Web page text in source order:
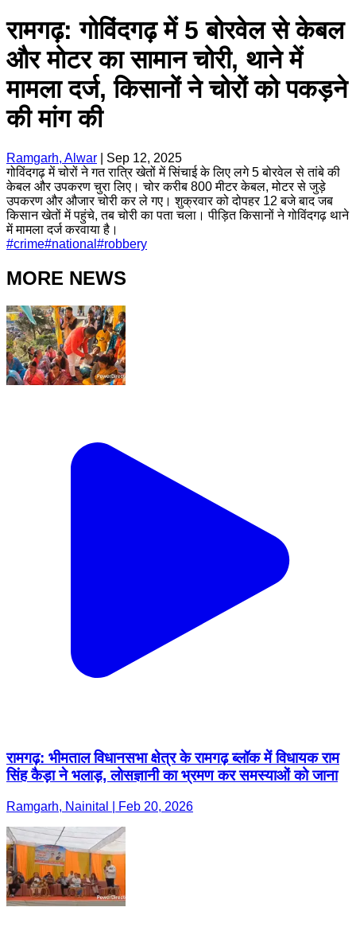
रामगढ़: गोविंदगढ़ में 5 बोरवेल से केबल
और मोटर का सामान चोरी, थाने में
मामला दर्ज, किसानों ने चोरों को पकड़ने
की मांग की
Ramgarh, Alwar
Sep 12, 2025
गोविंदगढ़ में चोरों ने गत रात्रि खेतों में सिंचाई के लिए लगे 5 बोरवेल से तांबे की
केबल और उपकरण चुरा लिए। चोर करीब 800 मीटर केबल, मोटर से जुड़े
उपकरण और औजार चोरी कर ले गए। शुक्रवार को दोपहर 12 बजे बाद जब
किसान खेतों में पहुंचे, तब चोरी का पता चला। पीड़ित किसानों ने गोविंदगढ़ थाने
में मामला दर्ज करवाया है।
#crime#national #robbery
MORE NEWS
रामगढ़: भीमताल विधानसभा क्षेत्र के रामगढ़ ब्लॉक में विधायक राम
सिंह कैड़ा ने भलाड़, लोसज्ञानी का भ्रमण कर समस्याओं को जाना
Ramgarh, Nainital | Feb 20, 2026